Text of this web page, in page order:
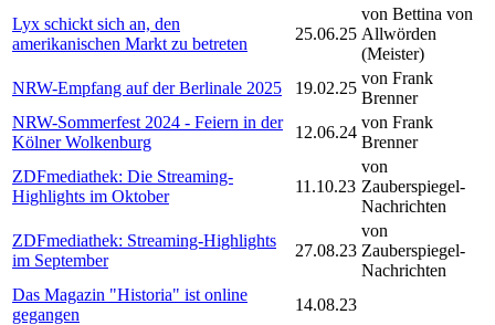
Lyx schickt sich an, den
amerikanischen Markt zu betreten
25.06.25
von Bettina von
Allwörden
(Meister)
NRW-Empfang auf der Berlinale 2025
19.02.25
von Frank
Brenner
NRW-Sommerfest 2024 - Feiern in der
Kölner Wolkenburg
12.06.24
von Frank
Brenner
ZDFmediathek: Die Streaming-
Highlights im Oktober
11.10.23
von
Zauberspiegel-
Nachrichten
ZDFmediathek: Streaming-Highlights
im September
27.08.23
von
Zauberspiegel-
Nachrichten
Das Magazin "Historia" ist online
gegangen
14.08.23